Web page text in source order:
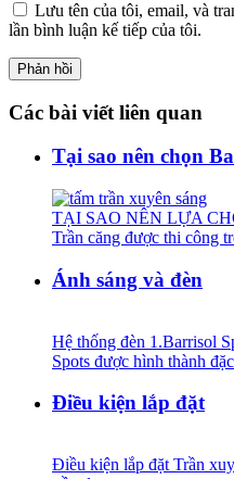
Lưu tên của tôi, email, và
lần bình luận kế tiếp của tôi.
Các bài viết liên quan
Tại sao nên chọn
TẠI SAO NÊN LỰA
Trần căng được thi công
Ánh sáng và đèn
Hệ thống đèn 1.Barrisol
Spots được hình thành
Điều kiện lắp đặt
Điều kiện lắp đặt Trần